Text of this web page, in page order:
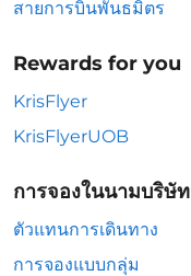
สายการบินพันธมิตร
Rewards for you
KrisFlyer
KrisFlyerUOB
การจองในนามบริษัท
ตัวแทนการเดินทาง
การจองแบบกลุ่ม